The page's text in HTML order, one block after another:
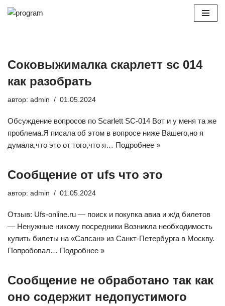
Соковыжималка скарлетт sc 014
как разобрать
автор: admin 01.05.2024
Обсуждение вопросов по Scarlett SC-014 Вот и у меня та же
проблема.Я писала об этом в вопросе ниже Вашего,но я
думала,что это от того,что я… Подробнее »
Сообщение от ufs что это
автор: admin 01.05.2024
Отзыв: Ufs-online.ru — поиск и покупка авиа и ж/д билетов
— Ненужные никому посредники Возникла необходимость
купить билеты на «Сапсан» из Санкт-Петербурга в Москву.
Попробовал… Подробнее »
Сообщение не обработано так как
оно содержит недопустимого